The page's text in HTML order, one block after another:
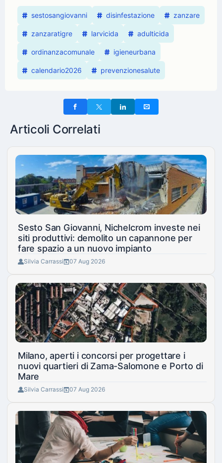
sestosangiovanni disinfestazione zanzare
zanzaratigre larvicida adulticida
ordinanzacomunale igieneurbana
calendario2026 prevenzionesalute
Articoli Correlati
Sesto San Giovanni, Nichelcrom investe nei
siti produttivi: demolito un capannone per
fare spazio a un nuovo impianto
Silvia Carrassi 07 Aug 2026
Milano, aperti i concorsi per progettare i
nuovi quartieri di Zama-Salomone e Porto di
Mare
Silvia Carrassi 07 Aug 2026